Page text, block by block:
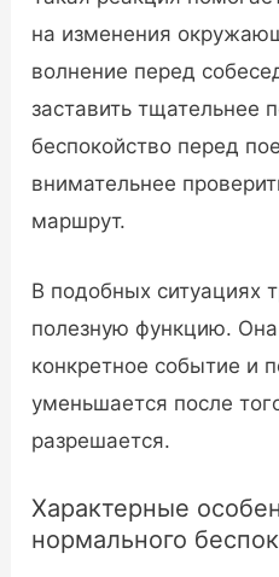
на изменения
волнение перед
заставить тщательнее
беспокойство перед
внимательнее
маршрут.
В подобных ситуациях
полезную функцию. Она
конкретное событие и
уменьшается после
разрешается.
Характерные
нормального